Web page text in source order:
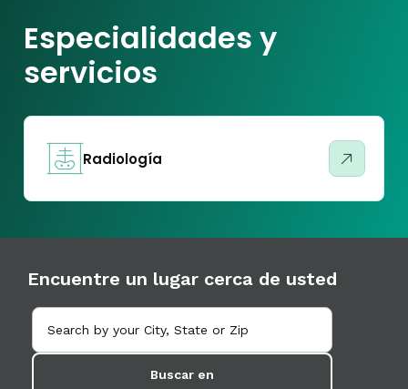
Especialidades y
servicios
Radiología
Encuentre un lugar cerca de usted
Buscar en